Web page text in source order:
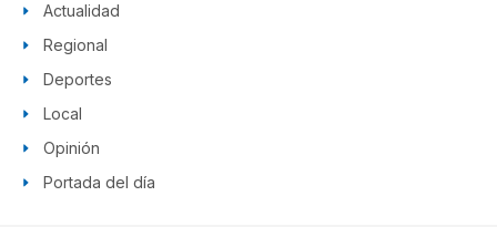
Actualidad
Regional
Deportes
Local
Opinión
Portada del día